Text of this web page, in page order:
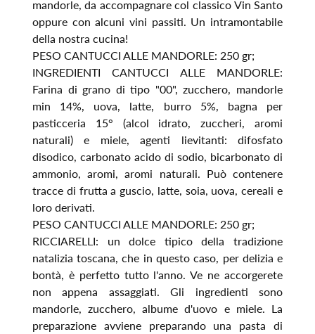
mandorle, da accompagnare col classico Vin Santo
oppure con alcuni vini passiti. Un intramontabile
della nostra cucina!
PESO CANTUCCI ALLE MANDORLE: 250 gr;
INGREDIENTI CANTUCCI ALLE MANDORLE:
Farina di grano di tipo "00", zucchero, mandorle
min 14%, uova, latte, burro 5%, bagna per
pasticceria 15° (alcol idrato, zuccheri, aromi
naturali) e miele, agenti lievitanti: difosfato
disodico, carbonato acido di sodio, bicarbonato di
ammonio, aromi, aromi naturali. Può contenere
tracce di frutta a guscio, latte, soia, uova, cereali e
loro derivati.
PESO CANTUCCI ALLE MANDORLE: 250 gr;
RICCIARELLI: un dolce tipico della tradizione
natalizia toscana, che in questo caso, per delizia e
bontà, è perfetto tutto l'anno. Ve ne accorgerete
non appena assaggiati. Gli ingredienti sono
mandorle, zucchero, albume d'uovo e miele. La
preparazione avviene preparando una pasta di